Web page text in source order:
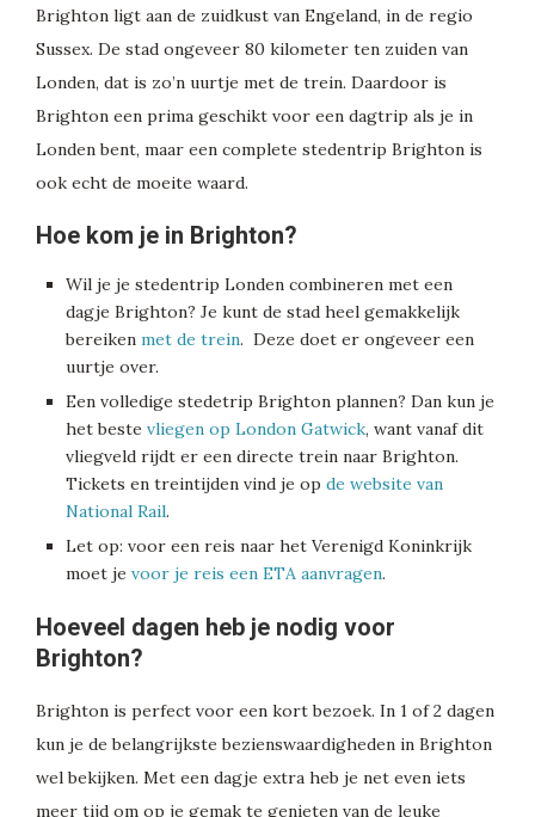
Brighton ligt aan de zuidkust van Engeland, in de regio
Sussex. De stad ongeveer 80 kilometer ten zuiden van
Londen, dat is zo’n uurtje met de trein. Daardoor is
Brighton een prima geschikt voor een dagtrip als je in
Londen bent, maar een complete stedentrip Brighton is
ook echt de moeite waard.
Hoe kom je in Brighton?
Wil je je stedentrip Londen combineren met een
dagje Brighton? Je kunt de stad heel gemakkelijk
bereiken met de trein. Deze doet er ongeveer een
uurtje over.
Een volledige stedetrip Brighton plannen? Dan kun je
het beste vliegen op London Gatwick, want vanaf dit
vliegveld rijdt er een directe trein naar Brighton.
Tickets en treintijden vind je op de website van
National Rail.
Let op: voor een reis naar het Verenigd Koninkrijk
moet je voor je reis een ETA aanvragen.
Hoeveel dagen heb je nodig voor
Brighton?
Brighton is perfect voor een kort bezoek. In 1 of 2 dagen
kun je de belangrijkste bezienswaardigheden in Brighton
wel bekijken. Met een dagje extra heb je net even iets
meer tijd om op je gemak te genieten van de leuke